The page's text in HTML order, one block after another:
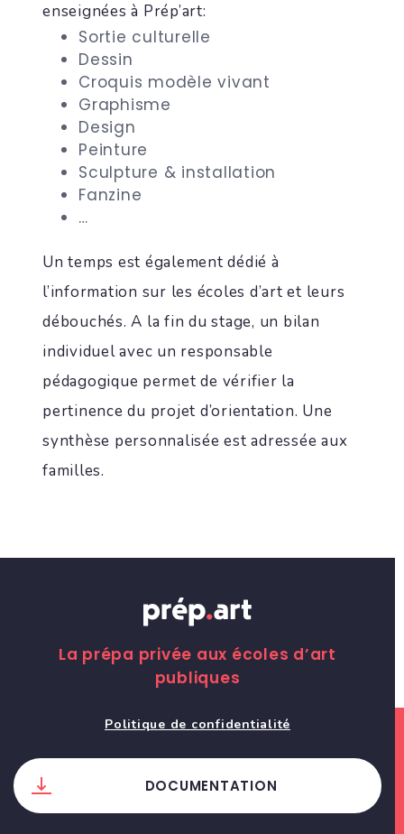
enseignées à Prép’art:
Sortie culturelle
Dessin
Croquis modèle vivant
Graphisme
Design
Peinture
Sculpture & installation
Fanzine
…
Un temps est également dédié à
l’information sur les écoles d’art et leurs
débouchés. A la fin du stage, un bilan
individuel avec un responsable
pédagogique permet de vérifier la
pertinence du projet d’orientation. Une
synthèse personnalisée est adressée aux
familles.
La prépa privée aux écoles d’art
publiques
Politique de confidentialité
DOCUMENTATION